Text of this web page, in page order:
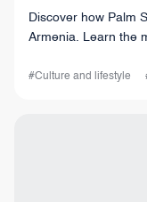
Discover how Palm
Armenia. Learn the
Week.
#Culture and lifestyle